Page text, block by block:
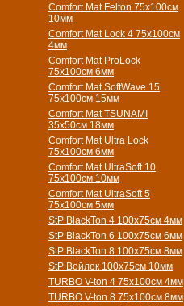
Comfort Mat Felton 75х100см
10мм
Comfort Mat Lock 4 75х100см
4мм
Comfort Mat ProLock
75х100см 6мм
Comfort Mat SoftWave 15
75х100см 15мм
Comfort Mat TSUNAMI
35х50см 18мм
Comfort Mat Ultra Lock
75х100см 6мм
Comfort Mat UltraSoft 10
75х100см 10мм
Comfort Mat UltraSoft 5
75х100см 5мм
StP BlackTon 4 100х75см 4мм
StP BlackTon 6 100х75см 6мм
StP BlackTon 8 100х75см 8мм
StP Войлок 100х75см 10мм
TURBO V-ton 4 75х100см 4мм
TURBO V-ton 8 75х100см 8мм